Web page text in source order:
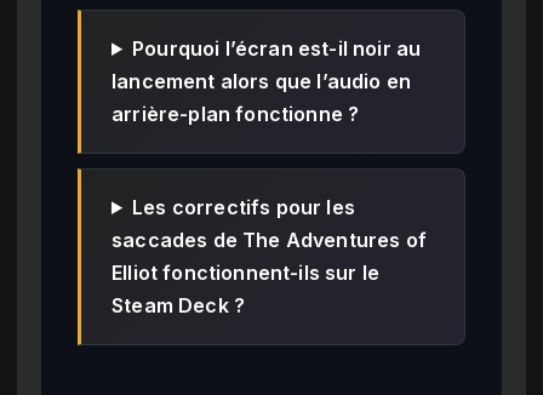
Pourquoi l’écran est-il noir au
lancement alors que l’audio en
arrière-plan fonctionne ?
Les correctifs pour les
saccades de The Adventures of
Elliot fonctionnent-ils sur le
Steam Deck ?